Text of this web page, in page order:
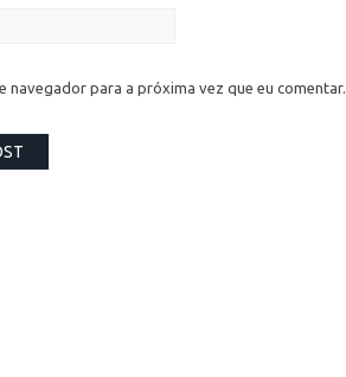
navegador para a próxima vez que eu comentar.